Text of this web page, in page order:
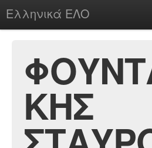
Ελληνικά ΕΛΟ
chesstu.be @ discord
LoginΚΗΣ